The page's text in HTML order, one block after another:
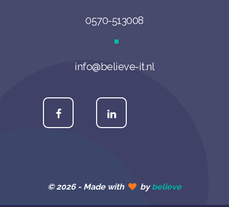
0570-513008
info@believe-it.nl
© 2026 - Made with bybelieve